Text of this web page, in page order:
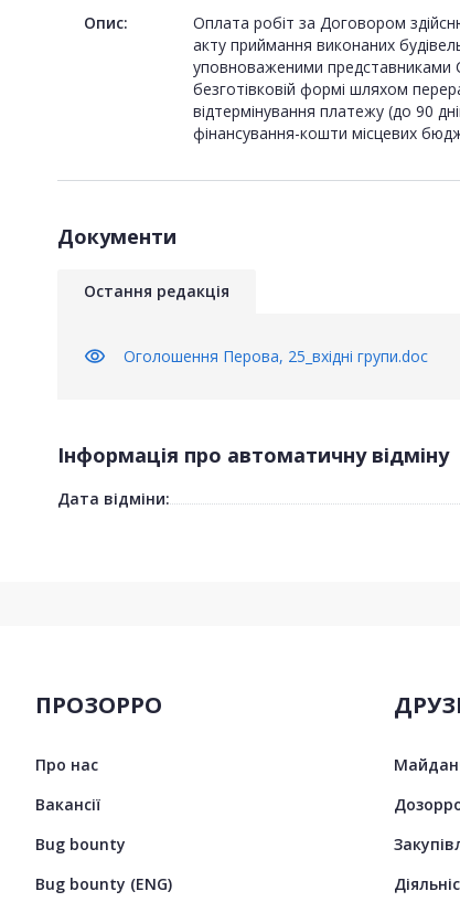
Опис:
Оплата робіт за Договором
акту приймання виконаних
уповноваженими представниками
безготівковій формі шляхом
відтермінування платежу (до 90
фінансування-кошти місцевих
Документи
Остання редакція
visibility Оголошення Перова, 25_вхідні групи.doc
Інформація про автоматичну відміну
Дата відміни:
ПРОЗОРРО
Про нас
Вакансії
Bug bounty
Bug bounty (ENG)
ДРУЗІ